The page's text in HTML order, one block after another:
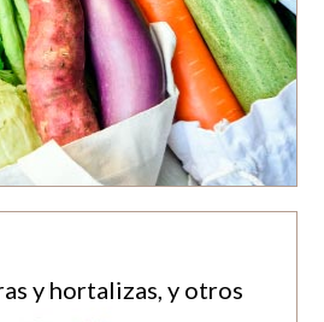
y hortalizas, y otros